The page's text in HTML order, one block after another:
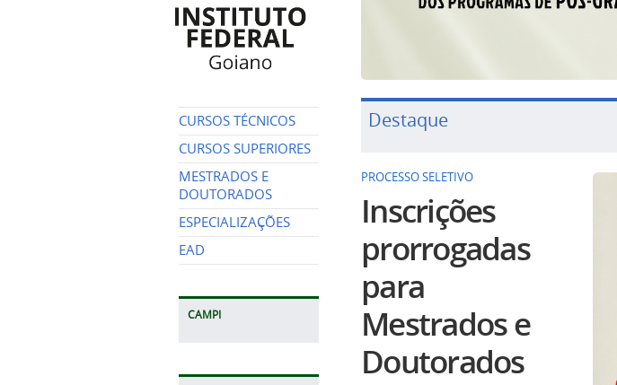
CURSOS TÉCNICOS
CURSOS SUPERIORES
MESTRADOS E
DOUTORADOS
ESPECIALIZAÇÕES
EAD
CAMPI
Destaque
Inscrições
prorrogadas
para
Mestrados e
Doutorados
O Instituto Federal Goiano (IF Goiano)